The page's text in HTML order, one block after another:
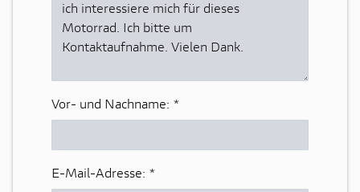
Vor- und Nachname: *
E-Mail-Adresse: *